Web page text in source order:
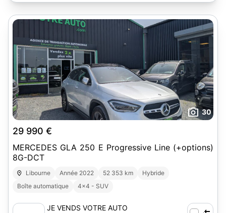
30
29 990 €
MERCEDES GLA 250 E Progressive Line (+options)
8G-DCT
Libourne Année 2022 52 353 km
Hybride
Boîte automatique
4x4 - SUV
JE VENDS VOTRE AUTO